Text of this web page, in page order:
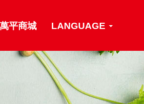
萬平商城 LANGUAGE